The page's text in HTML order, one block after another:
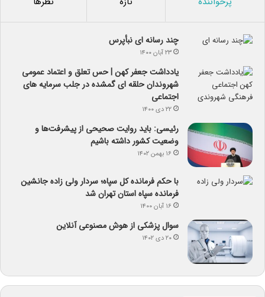
چند رسانه ای نبأپرس
۲۳ آبان ۱۴۰۰
یادداشت جعفر کهن | حس تعلق و اعتماد عمومی
شهروندان حلقه ای گمشده در جلب سرمایه های
اجتماعی
۲۲ دی ۱۴۰۰
رئیسی: باید روایت صحیحی از پیشرفت‌ها و
وضعیت کشور داشته باشیم
۱۶ بهمن ۱۴۰۲
با حکم فرمانده کل سپاه؛ سردار ولی زاده جانشین
فرمانده سپاه استان تهران شد
۱۶ آبان ۱۴۰۰
سوال پزشکی از هوش مصنوعی آنلاین
۲۰ دی ۱۴۰۲